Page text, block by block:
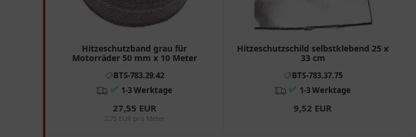
Hitzeschutzband grau für
Motorräder 50 mm x 10 Meter
BTS-783.29.42
✅ 1-3 Werktage
27,55 EUR
2,75 EUR pro Meter
Hitzeschutzschild selbstklebend 25 x
33 cm
BTS-783.37.75
✅ 1-3 Werktage
9,52 EUR